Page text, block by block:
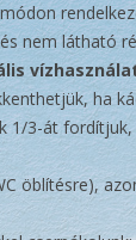
nem látható
ha
1/3-át
öblítésre),